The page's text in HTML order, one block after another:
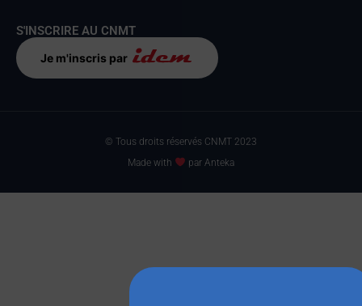
S'INSCRIRE AU CNMT
Je m'inscris par
© Tous droits réservés CNMT 2023
Made with
par Anteka